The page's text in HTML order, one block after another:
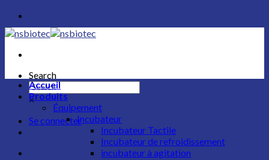
Skip
to
content
Search
×
Se connecter
Accueil
Produits
Équipement
Incubateur​
Incubateur Tactile
Incubateur de refroidissement
incubateur à agitation